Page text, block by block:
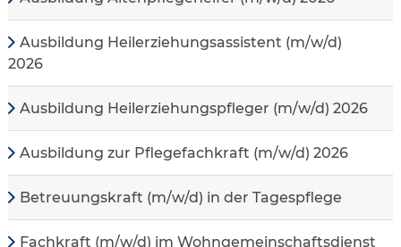
Ausbildung Heilerziehungsassistent (m/w/d)
2026
Ausbildung Heilerziehungspfleger (m/w/d) 2026
Ausbildung zur Pflegefachkraft (m/w/d) 2026
Betreuungskraft (m/w/d) in der Tagespflege
Fachkraft (m/w/d) im Wohngemeinschaftsdienst